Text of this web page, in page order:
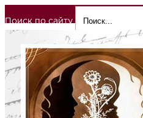
Поиск по сайту